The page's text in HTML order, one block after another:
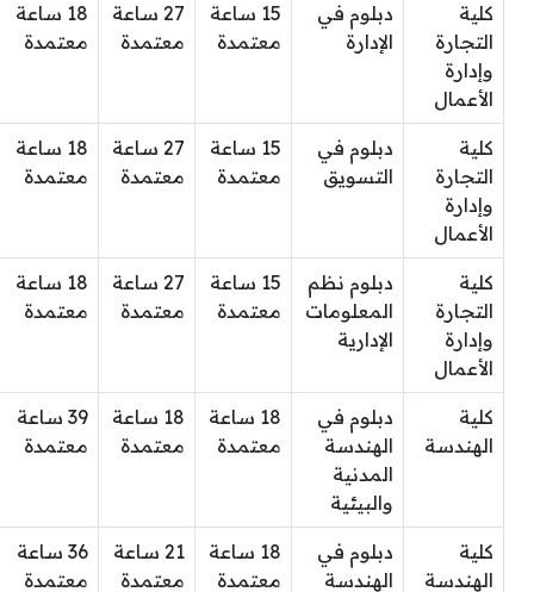
كلية
التجارة
وإدارة
الأعمال
دبلوم في
الإدارة
15 ساعة
معتمدة
27 ساعة
معتمدة
18 ساعة
معتمدة
كلية
التجارة
وإدارة
الأعمال
دبلوم في
التسويق
15 ساعة
معتمدة
27 ساعة
معتمدة
18 ساعة
معتمدة
كلية
التجارة
وإدارة
الأعمال
دبلوم نظم
المعلومات
الإدارية
15 ساعة
معتمدة
27 ساعة
معتمدة
18 ساعة
معتمدة
كلية
الهندسة
دبلوم في
الهندسة
المدنية
والبيئية
18 ساعة
معتمدة
18 ساعة
معتمدة
39 ساعة
معتمدة
كلية
الهندسة
دبلوم في
الهندسة
18 ساعة
معتمدة
21 ساعة
معتمدة
36 ساعة
معتمدة